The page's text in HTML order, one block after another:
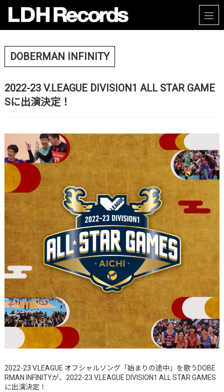
DOBERMAN INFINITY
2022-23 V.LEAGUE DIVISION1 ALL STAR GAME
Sに出演決定！
2022-23 V.LEAGUE オフシャルソング「始まりの途中」を歌うDOBE
RMAN INFINITYが、2022-23 V.LEAGUE DIVISION1 ALL STAR GAMES
に出演決定！